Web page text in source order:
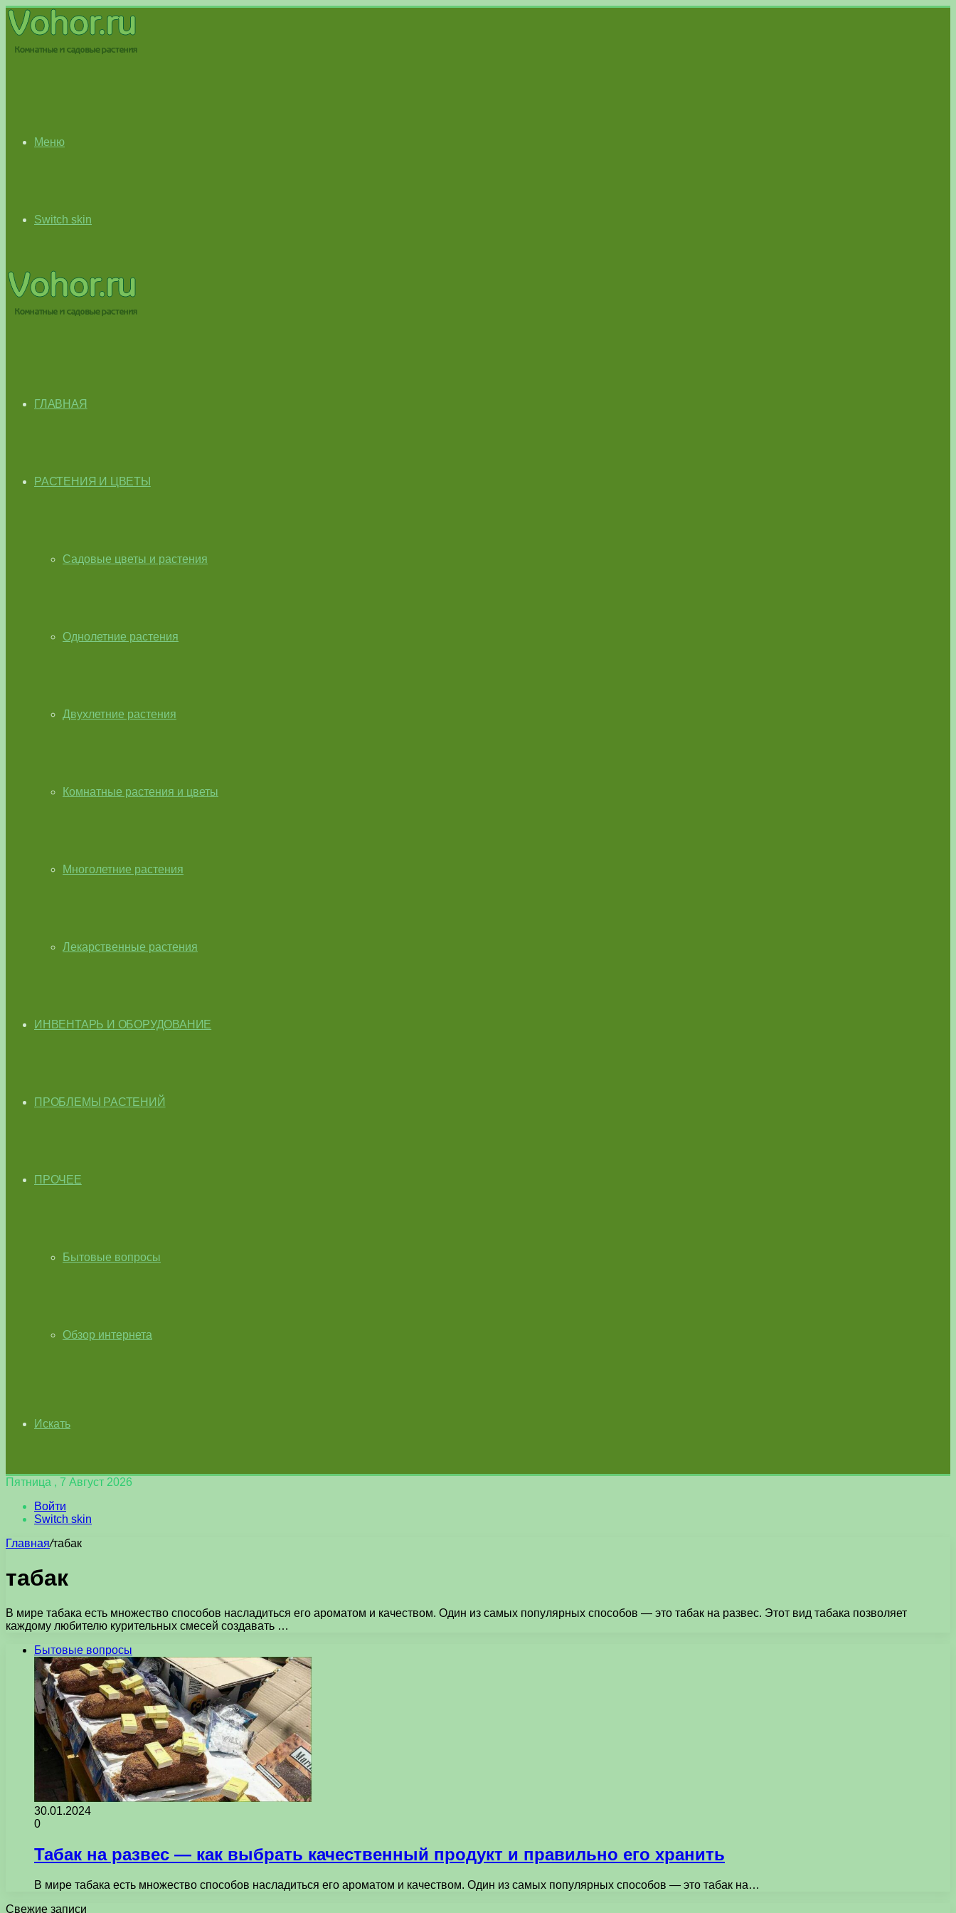
Меню
Switch skin
ГЛАВНАЯ
РАСТЕНИЯ И ЦВЕТЫ
Садовые цветы и растения
Однолетние растения
Двухлетние растения
Комнатные растения и цветы
Многолетние растения
Лекарственные растения
ИНВЕНТАРЬ И ОБОРУДОВАНИЕ
ПРОБЛЕМЫ РАСТЕНИЙ
ПРОЧЕЕ
Бытовые вопросы
Обзор интернета
Искать
Пятница , 7 Август 2026
Войти
Switch skin
Главная/табак
табак
В мире табака есть множество способов насладиться его ароматом и качеством. Один из самых популярных способов — это табак на развес. Этот вид табака позволяет
каждому любителю курительных смесей создавать …
Бытовые вопросы
30.01.2024
0
Табак на развес — как выбрать качественный продукт и правильно его хранить
В мире табака есть множество способов насладиться его ароматом и качеством. Один из самых популярных способов — это табак на…
Свежие записи